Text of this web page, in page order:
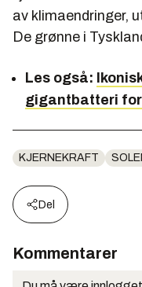
av klimaendringer,
De grønne i
Les også:
gigantbatteri
KJERNEKRAFT
Del
Kommentarer